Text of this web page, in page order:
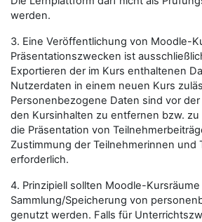
werden.
3. Eine Veröffentlichung von Moodle-
Präsentationszwecken ist
Exportieren der im Kurs enthaltenen
Nutzerdaten in einem neuen Kurs
Personenbezogene Daten sind vor
den Kursinhalten zu entfernen bzw.
die Präsentation von
Zustimmung der Teilnehmerinnen und
erforderlich.
4. Prinzipiell sollten Moodle-
Sammlung/Speicherung von
genutzt werden. Falls für